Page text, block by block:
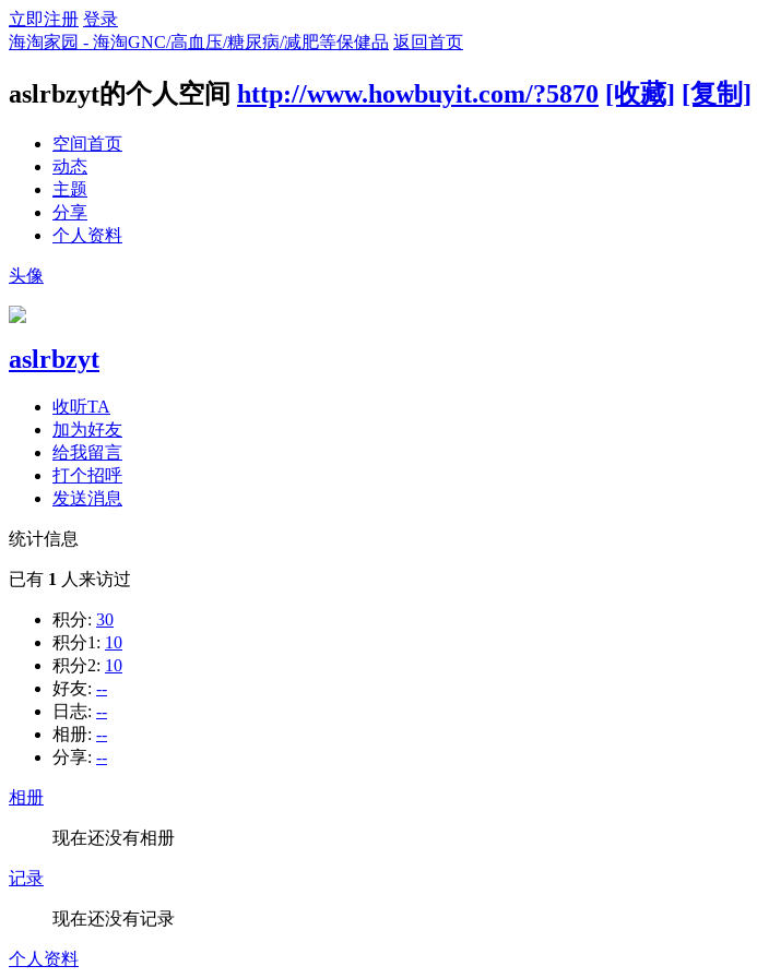
立即注册 登录
海淘家园 - 海淘GNC/高血压/糖尿病/减肥等保健品 返回首页
aslrbzyt的个人空间 http://www.howbuyit.com/?5870 [收藏] [复制]
空间首页
动态
主题
分享
个人资料
头像
aslrbzyt
收听TA
加为好友
给我留言
打个招呼
发送消息
统计信息
已有 1 人来访过
积分: 30
积分1: 10
积分2: 10
好友: --
日志: --
相册: --
分享: --
相册
现在还没有相册
记录
现在还没有记录
个人资料